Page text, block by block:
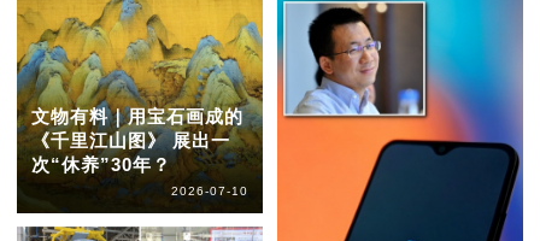
文物有料｜用宝石画成的
《千里江山图》 展出一
次“休养”30年？
2026-07-10